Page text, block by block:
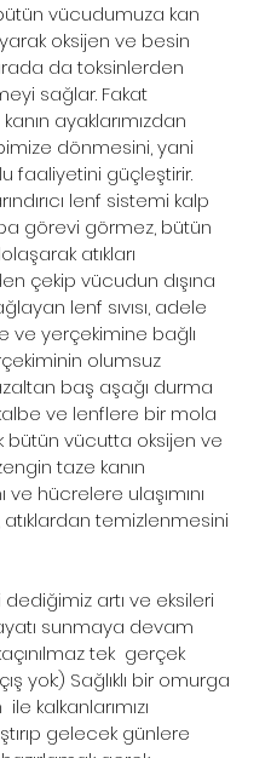
vücudumuza kan
oksijen ve besin
da toksinlerden
sağlar. Fakat
ayaklarımızdan
dönmesini, yani
faaliyetini güçleştirir.
lenf sistemi kalp
görevi görmez, bütün
atıkları
çekip vücudun dışına
lenf sıvısı, adele
ve yerçekimine bağlı
olumsuz
baş aşağı durma
ve lenflere bir mola
bütün vücutta oksijen ve
taze kanın
ve hücrelere ulaşımını
atıklardan temizlenmesini
artı ve eksileri
sunmaya devam
tek  gerçek
yok:) Sağlıklı bir omurga
kalkanlarımızı
gelecek günlere